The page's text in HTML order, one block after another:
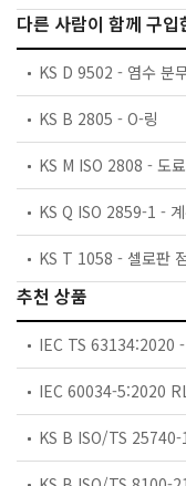
다른 사람이 함께 구입
KS B 2805 - O-링
KS M ISO 2808 - 도
KS T 1058 - 셀로판
추천 상품